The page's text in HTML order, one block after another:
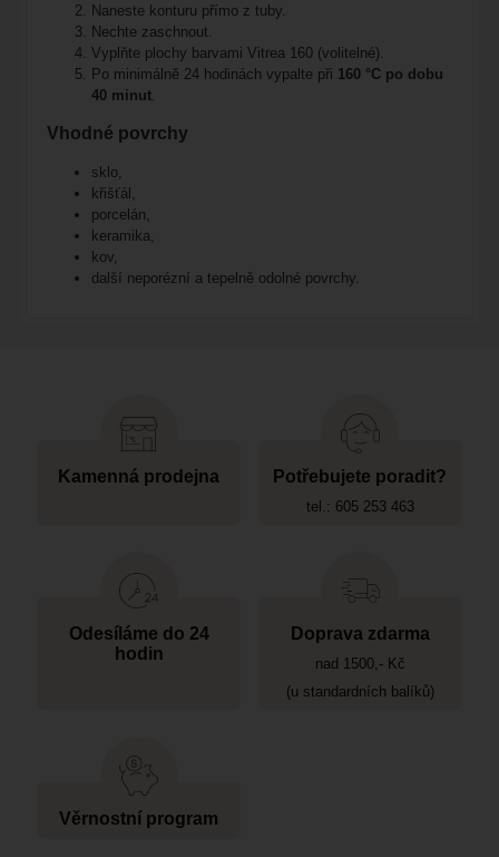
Naneste konturu přímo z tuby.
Nechte zaschnout.
Vyplňte plochy barvami Vitrea 160 (volitelné).
Po minimálně 24 hodinách vypalte při 160 °C po dobu
40 minut.
Vhodné povrchy
sklo,
křišťál,
porcelán,
keramika,
kov,
další neporézní a tepelně odolné povrchy.
Kamenná prodejna Potřebujete poradit?
tel.: 605 253 463
Odesíláme do 24
hodin
Doprava zdarma
nad 1500,- Kč
(u standardních balíků)
Věrnostní program